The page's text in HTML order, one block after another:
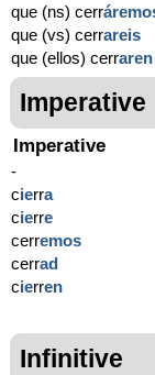
que (ns) cerr
que (vs) cerrareis
que (ellos) cerraren
Imperative
Imperative
-
cierra
cierre
cerremos
cerrad
cierren
Infinitive